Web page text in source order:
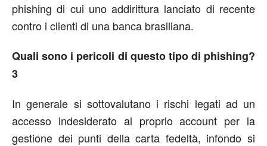
phishing di cui uno addirittura lanciato di recente
contro i clienti di una banca brasiliana.
Quali sono i pericoli di questo tipo di phishing?
3
In generale si sottovalutano i rischi legati ad un
accesso indesiderato al proprio account per la
gestione dei punti della carta fedeltà, infondo si